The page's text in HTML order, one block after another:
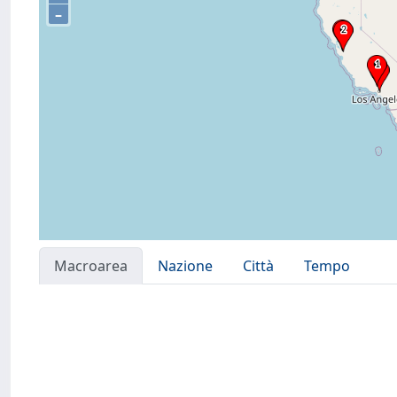
–
Macroarea Nazione Città Tempo